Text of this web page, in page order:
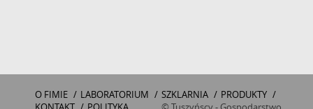
O FIMIE / LABORATORIUM / SZKLARNIA / PRODUKTY /